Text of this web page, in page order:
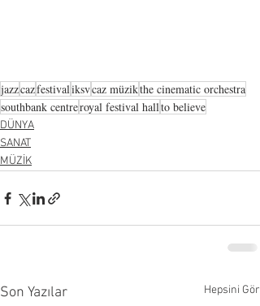
jazzcazfestivaliksvcaz müzikthe cinematic orchestra
southbank centreroyal festival hallto believe
DÜNYA
SANAT
MÜZİK
Son Yazılar Hepsini Gör